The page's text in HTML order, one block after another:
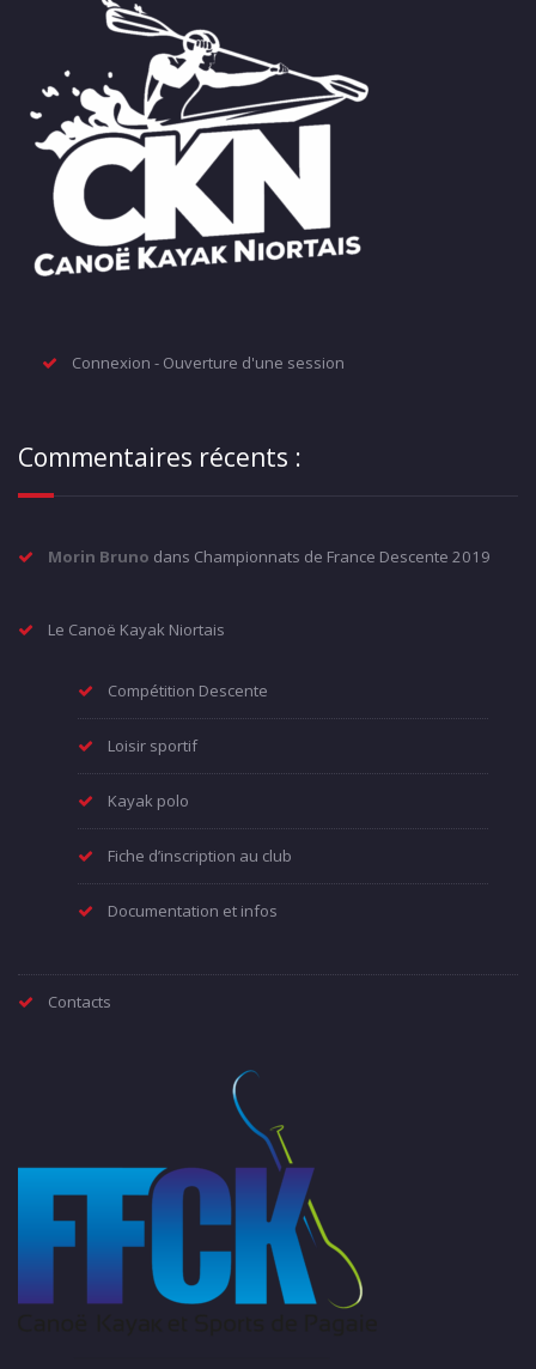
Connexion - Ouverture d'une session
Commentaires récents :
Morin Bruno dans Championnats de France Descente 2019
Le Canoë Kayak Niortais
Compétition Descente
Loisir sportif
Kayak polo
Fiche d’inscription au club
Documentation et infos
Contacts